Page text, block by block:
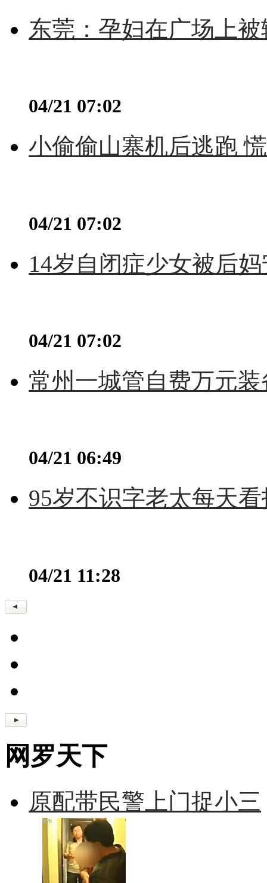
东莞：孕妇在广场上
04/21 07:02
小偷偷山寨机后逃跑
04/21 07:02
14岁自闭症少女被后
04/21 07:02
常州一城管自费万元
04/21 06:49
95岁不识字老太每天
04/21 11:28
网罗天下
原配带民警上门捉小三